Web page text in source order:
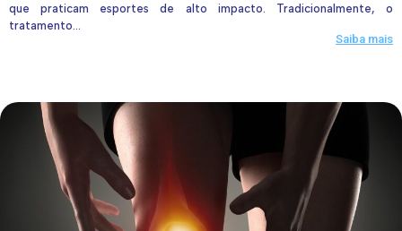
que praticam esportes de alto impacto. Tradicionalmente, o
tratamento...
Saiba mais